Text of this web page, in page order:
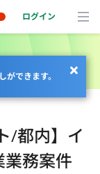
ログイン
ができます。
/都内】イ
務案件